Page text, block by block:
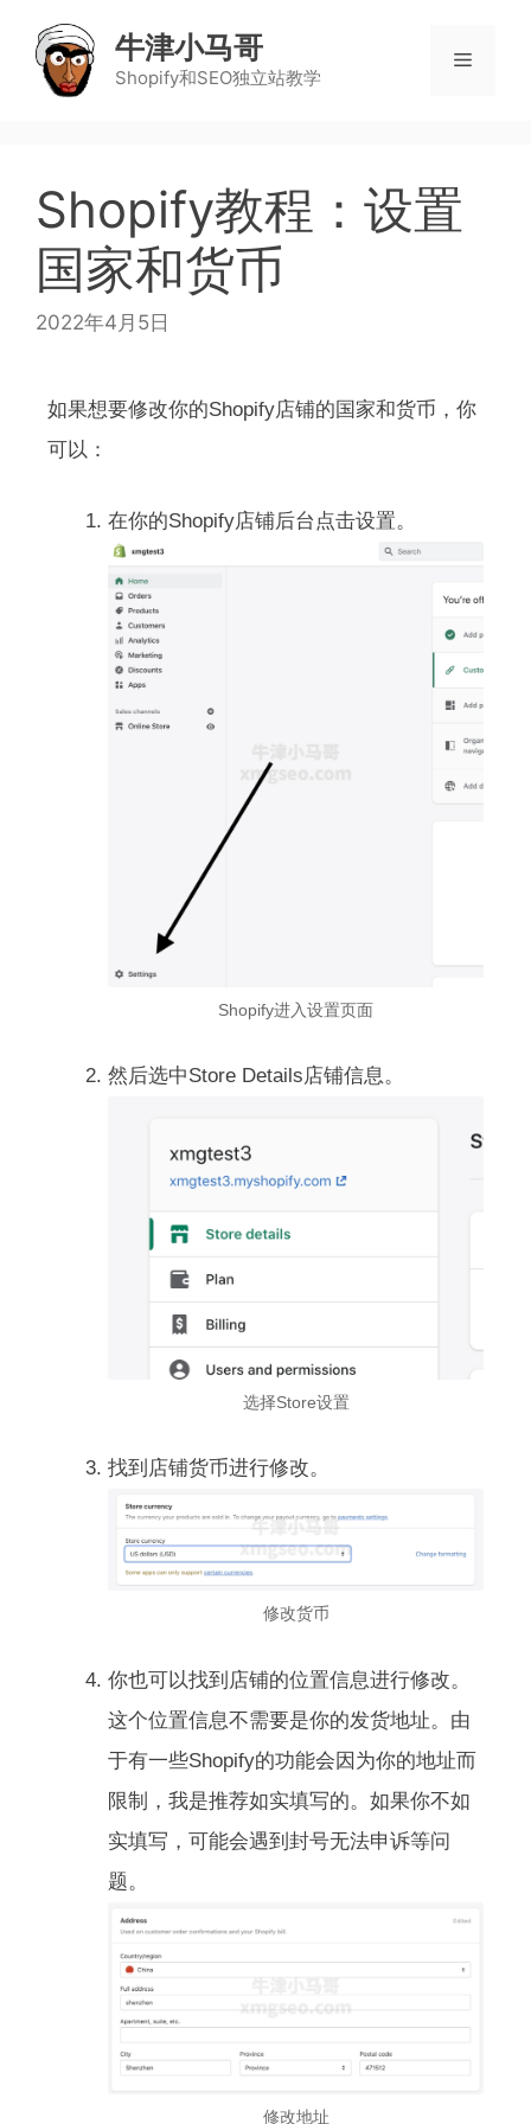
牛津小马哥
Shopify和SEO独立站教学
Shopify教程：设置
国家和货币
2022年4月5日
如果想要修改你的Shopify店铺的国家和货币，你
可以：
在你的Shopify店铺后台点击设置。
Shopify进入设置页面
然后选中Store Details店铺信息。
选择Store设置
找到店铺货币进行修改。
修改货币
你也可以找到店铺的位置信息进行修改。
这个位置信息不需要是你的发货地址。由
于有一些Shopify的功能会因为你的地址而
限制，我是推荐如实填写的。如果你不如
实填写，可能会遇到封号无法申诉等问
题。
修改地址